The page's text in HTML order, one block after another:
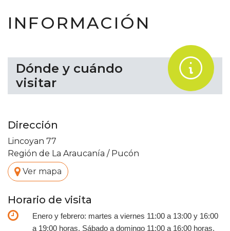
INFORMACIÓN
Dónde y cuándo
visitar
.
Dirección
Lincoyan 77
Región de La Araucanía / Pucón
. Ver mapa
Horario de visita
Enero y febrero: martes a viernes 11:00 a 13:00 y 16:00
a 19:00 horas. Sábado a domingo 11:00 a 16:00 horas.